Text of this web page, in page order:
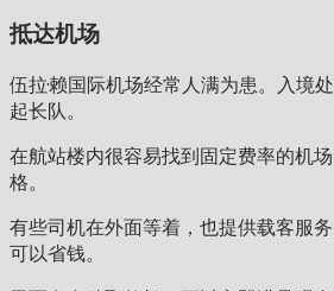
抵达机场
伍拉·赖国际机场经常人满为患。入境
起长队。
在航站楼内很容易找到固定费率的机
格。
有些司机在外面等着，也提供载客服
可以省钱。